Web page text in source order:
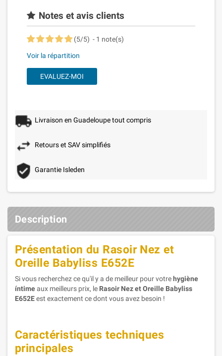
Notes et avis clients
(5/5) - 1 note(s)
Voir la répartition
EVALUEZ-MOI
Livraison en Guadeloupe tout compris
Retours et SAV simplifiés
Garantie Isleden
Description
Présentation du Rasoir Nez et
Oreille Babyliss E652E
Si vous recherchez ce qu'il y a de meilleur pour votre hygiène
íntimeaux meilleurs prix, le Rasoir Nez et Oreille Babyliss
E652Eest exactement ce dont vous avez besoin !
Caractéristiques techniques
principales